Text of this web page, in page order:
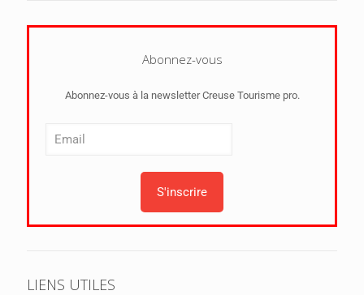
Abonnez-vous
Abonnez-vous à la newsletter Creuse Tourisme pro.
LIENS UTILES